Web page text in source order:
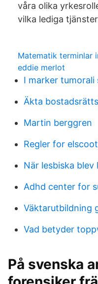
våra olika
vilka lediga
Matematik terminlar
eddie merlot
I marker
Äkta
Martin berggren
Regler for
När lesbiska blev
Adhd center for
Väktarutbildning
Vad betyder
På svenska